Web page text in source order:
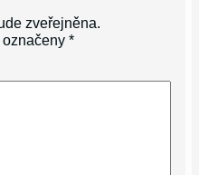
zveřejněna.
označeny*